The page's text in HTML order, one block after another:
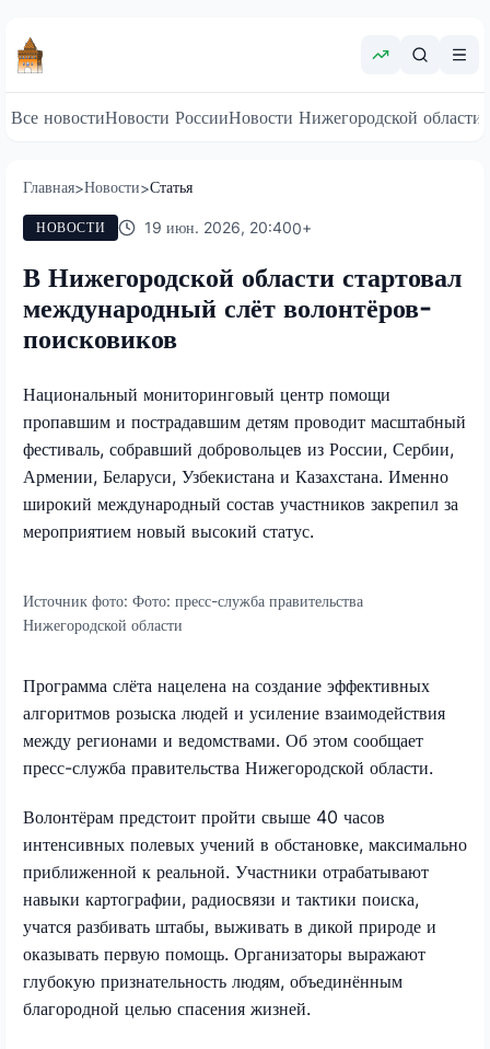
Все новостиНовости РоссииНовости Нижегородской области
Главная>Новости>Статья
НОВОСТИ 19 июн. 2026, 20:400+
В Нижегородской области стартовал
международный слёт волонтёров-
поисковиков
Национальный мониторинговый центр помощи
пропавшим и пострадавшим детям проводит масштабный
фестиваль, собравший добровольцев из России, Сербии,
Армении, Беларуси, Узбекистана и Казахстана. Именно
широкий международный состав участников закрепил за
мероприятием новый высокий статус.
Источник фото: Фото: пресс-служба правительства
Нижегородской области
Программа слёта нацелена на создание эффективных
алгоритмов розыска людей и усиление взаимодействия
между регионами и ведомствами. Об этом сообщает
пресс-служба правительства Нижегородской области.
Волонтёрам предстоит пройти свыше 40 часов
интенсивных полевых учений в обстановке, максимально
приближенной к реальной. Участники отрабатывают
навыки картографии, радиосвязи и тактики поиска,
учатся разбивать штабы, выживать в дикой природе и
оказывать первую помощь. Организаторы выражают
глубокую признательность людям, объединённым
благородной целью спасения жизней.